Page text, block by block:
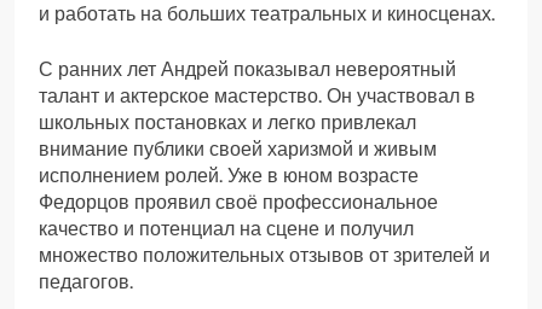
и работать на больших театральных и киносценах.
С ранних лет Андрей показывал невероятный
талант и актерское мастерство. Он участвовал в
школьных постановках и легко привлекал
внимание публики своей харизмой и живым
исполнением ролей. Уже в юном возрасте
Федорцов проявил своё профессиональное
качество и потенциал на сцене и получил
множество положительных отзывов от зрителей и
педагогов.